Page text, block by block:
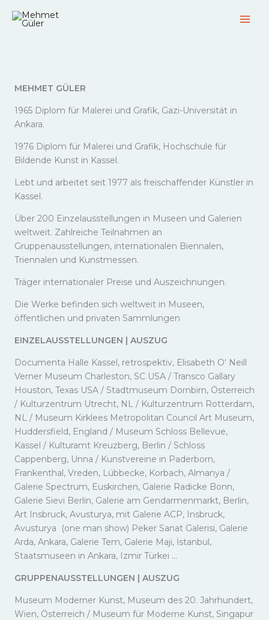
Inhalt
MEHMET GÜLER
1965 Diplom für Malerei und Grafik, Gazi-Universität in
Ankara.
1976 Diplom für Malerei und Grafik, Hochschule für
Bildende Kunst in Kassel.
Lebt und arbeitet seit 1977 als freischaffender Künstler in
Kassel.
Über 200 Einzelausstellungen in Museen und Galerien
weltweit. Zahlreiche Teilnahmen an
Gruppenausstellungen, internationalen Biennalen,
Triennalen und Kunstmessen.
Träger internationaler Preise und Auszeichnungen.
Die Werke befinden sich weltweit in Museen,
öffentlichen und privaten Sammlungen
EINZELAUSSTELLUNGEN | AUSZUG
Documenta Halle Kassel, retrospektiv, Elisabeth O‘ Neill
Verner Museum Charleston, SC USA / Transco Gallary
Houston, Texas USA / Stadtmuseum Dornbirn, Österreich
/ Kulturzentrum Utrecht, NL / Kulturzentrum Rotterdam,
NL / Museum Kirklees Metropolitan Council Art Museum,
Huddersfield, England / Museum Schloss Bellevue,
Kassel / Kulturamt Kreuzberg, Berlin / Schloss
Cappenberg, Unna / Kunstvereine in Paderborn,
Frankenthal, Vreden, Lübbecke, Korbach, Almanya /
Galerie Spectrum, Euskirchen, Galerie Radicke Bonn,
Galerie Sievi Berlin, Galerie am Gendarmenmarkt, Berlin,
Art Insbruck, Avusturya, mit Galerie ACP, Insbruck,
Avusturya (one man show) Peker Sanat Galerisi, Galerie
Arda, Ankara, Galerie Tem, Galerie Maji, İstanbul,
Staatsmuseen in Ankara, Izmir Türkei …
GRUPPENAUSSTELLUNGEN | AUSZUG
Museum Moderner Kunst, Museum des 20. Jahrhundert,
Wien, Österreich / Museum für Moderne Kunst, Singapur